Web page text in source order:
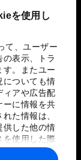
を使用し
て、ユーザー
表示、トラ
す。またユー
についても情
ィアや広告配
ーに情報を共
た情報は、
供した他の情
を使用した際
され、各パー